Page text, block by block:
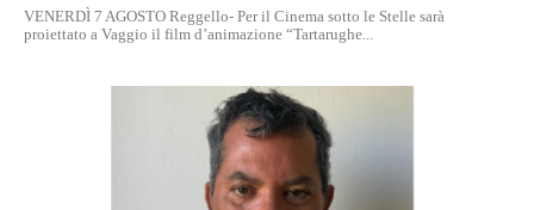
VENERDÌ 7 AGOSTO Reggello- Per il Cinema sotto le Stelle sarà
proiettato a Vaggio il film d’animazione “Tartarughe...